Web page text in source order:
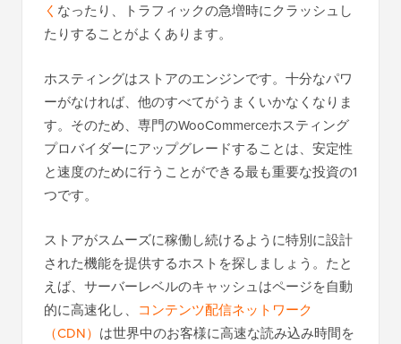
く なったり、トラフィックの急増時にクラッシュし
たりすることがよくあります。
ホスティングはストアのエンジンです。十分なパワ
ーがなければ、他のすべてがうまくいかなくなりま
す。そのため、専門のWooCommerceホスティング
プロバイダーにアップグレードすることは、安定性
と速度のために行うことができる最も重要な投資の1
つです。
ストアがスムーズに稼働し続けるように特別に設計
された機能を提供するホストを探しましょう。たと
えば、サーバーレベルのキャッシュはページを自動
的に高速化し、 コンテンツ配信ネットワーク
（CDN） は世界中のお客様に高速な読み込み時間を